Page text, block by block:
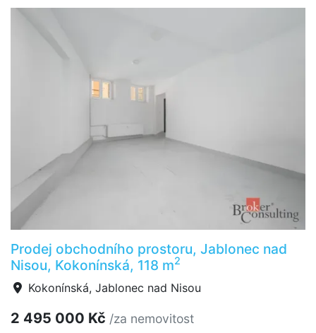
Prodej obchodního prostoru, Jablonec nad
Nisou, Kokonínská, 118 m2
Kokonínská, Jablonec nad Nisou
2 495 000 Kč /za nemovitost